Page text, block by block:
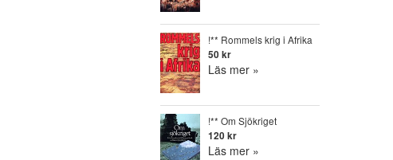
!** Rommels krig i Afrika
50 kr
Läs mer »
!** Om Sjökriget
120 kr
Läs mer »